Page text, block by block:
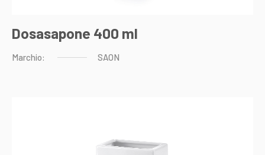
Dosasapone 400 ml
Marchio: SAON